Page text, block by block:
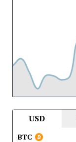
USD
BTC